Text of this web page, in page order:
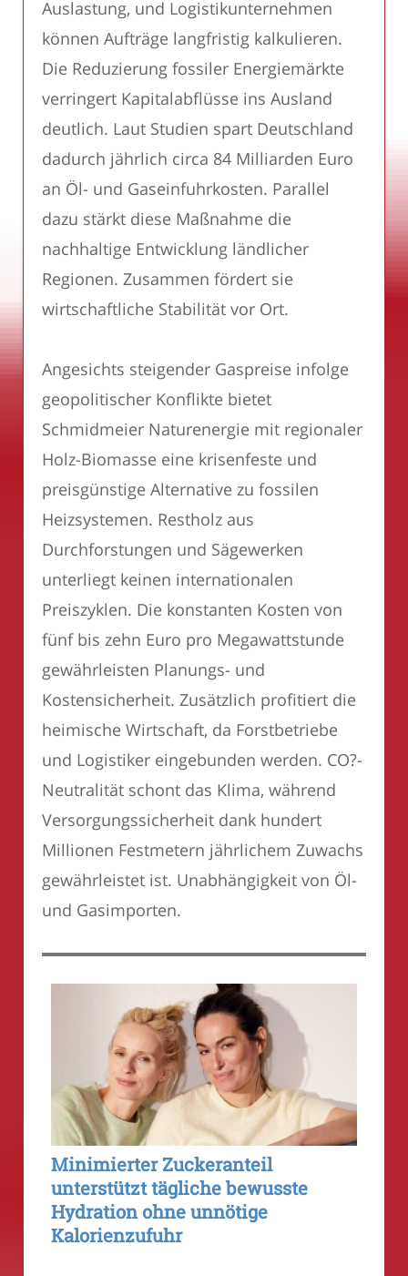
Auslastung, und Logistikunternehmen
können Aufträge langfristig kalkulieren.
Die Reduzierung fossiler Energiemärkte
verringert Kapitalabflüsse ins Ausland
deutlich. Laut Studien spart Deutschland
dadurch jährlich circa 84 Milliarden Euro
an Öl- und Gaseinfuhrkosten. Parallel
dazu stärkt diese Maßnahme die
nachhaltige Entwicklung ländlicher
Regionen. Zusammen fördert sie
wirtschaftliche Stabilität vor Ort.
Angesichts steigender Gaspreise infolge
geopolitischer Konflikte bietet
Schmidmeier Naturenergie mit regionaler
Holz-Biomasse eine krisenfeste und
preisgünstige Alternative zu fossilen
Heizsystemen. Restholz aus
Durchforstungen und Sägewerken
unterliegt keinen internationalen
Preiszyklen. Die konstanten Kosten von
fünf bis zehn Euro pro Megawattstunde
gewährleisten Planungs- und
Kostensicherheit. Zusätzlich profitiert die
heimische Wirtschaft, da Forstbetriebe
und Logistiker eingebunden werden. CO?-
Neutralität schont das Klima, während
Versorgungssicherheit dank hundert
Millionen Festmetern jährlichem Zuwachs
gewährleistet ist. Unabhängigkeit von Öl-
und Gasimporten.
Minimierter Zuckeranteil
unterstützt tägliche bewusste
Hydration ohne unnötige
Kalorienzufuhr